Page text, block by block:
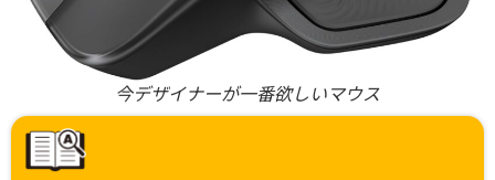
今デザイナーが一番欲しいマウス